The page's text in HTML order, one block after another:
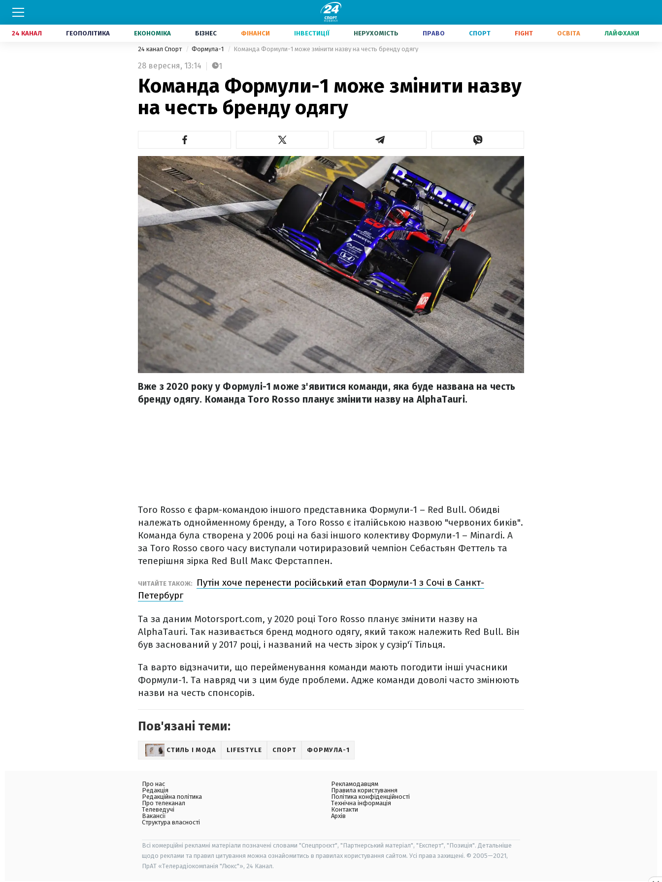
24 КАНАЛ ГЕОПОЛІТИКА ЕКОНОМІКА БІЗНЕС ФІНАНСИ ІНВЕСТИЦІЇ НЕРУХОМІСТЬ ПРАВО СПОРТ FIGHT ОСВІТА ЛАЙФХАКИ
24 канал Спорт Формула-1 Команда Формули-1 може змінити назву на честь бренду одягу
28 вересня, 13:14 1
Команда Формули-1 може змінити назву
на честь бренду одягу
Вже з 2020 року у Формулі-1 може з'явитися команди, яка буде названа на честь
бренду одягу. Команда Toro Rosso планує змінити назву на AlphaTauri.
Toro Rosso є фарм-командою іншого представника Формули-1 – Red Bull. Обидві
належать однойменному бренду, а Toro Rosso є італійською назвою "червоних биків".
Команда була створена у 2006 році на базі іншого колективу Формули-1 – Minardi. А
за Toro Rosso свого часу виступали чотириразовий чемпіон Себастьян Феттель та
теперішня зірка Red Bull Макс Ферстаппен.
ЧИТАЙТЕ ТАКОЖ:
Путін хоче перенести російський етап Формули-1 з Сочі в Санкт-
Петербург
Та за даним Motorsport.com, у 2020 році Toro Rosso планує змінити назву на
AlphaTauri. Так називається бренд модного одягу, який також належить Red Bull. Він
був заснований у 2017 році, і названий на честь зірок у сузір'ї Тільця.
Та варто відзначити, що перейменування команди мають погодити інші учасники
Формули-1. Та навряд чи з цим буде проблеми. Адже команди доволі часто змінюють
назви на честь спонсорів.
Пов'язані теми:
СТИЛЬ І МОДА LIFESTYLE СПОРТ ФОРМУЛА-1
Про нас
Редакція
Редакційна політика
Про телеканал
Телеведучі
Вакансії
Структура власності
Рекламодавцям
Правила користування
Політика конфіденційності
Технічна інформація
Контакти
Архів
Всі комерційні рекламні матеріали позначені словами "Спецпроєкт", "Партнерський матеріал", "Експерт", "Позиція". Детальніше
щодо реклами та правил цитування можна ознайомитись в правилах користування сайтом. Усі права захищені. © 2005—2021,
ПрАТ «Телерадіокомпанія "Люкс"», 24 Канал.